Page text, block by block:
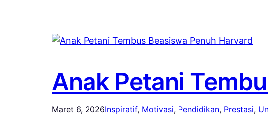
Anak Petani
Maret 6, 2026Inspiratif, Motivasi, Pendidikan, Prestasi,